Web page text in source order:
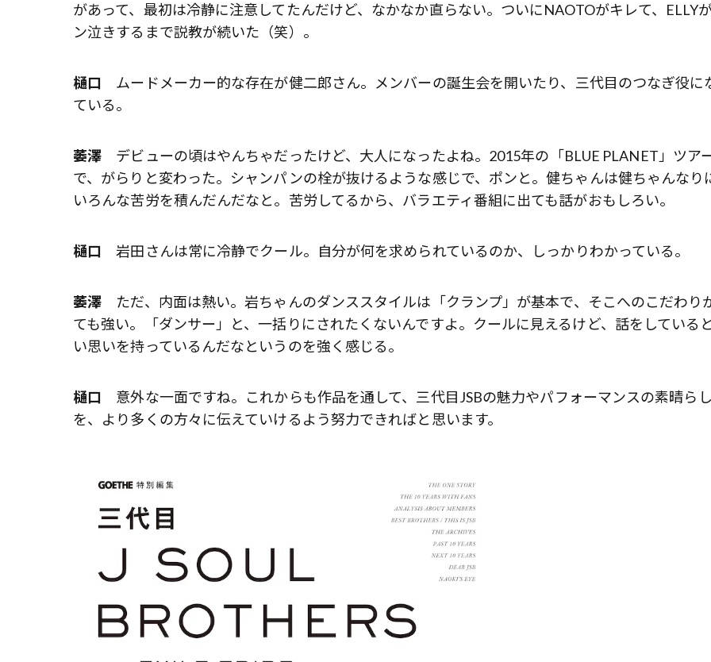
があって、最初は冷静に注意してたんだけど、なかなか直らない。ついにNAOTOがキレて、ELLY
ン泣きするまで説教が続いた（笑）。
樋口 ムードメーカー的な存在が健二郎さん。メンバーの誕生会を開いたり、三代目のつなぎ役に
ている。
萎澤 デビューの頃はやんちゃだったけど、大人になったよね。2015年の「BLUE PLANET」ツア
で、がらりと変わった。シャンパンの栓が抜けるような感じで、ポンと。健ちゃんは健ちゃんなり
いろんな苦労を積んだんだなと。苦労してるから、バラエティ番組に出ても話がおもしろい。
樋口 岩田さんは常に冷静でクール。自分が何を求められているのか、しっかりわかっている。
萎澤 ただ、内面は熱い。岩ちゃんのダンススタイルは「クランプ」が基本で、そこへのこだわり
ても強い。「ダンサー」と、一括りにされたくないんですよ。クールに見えるけど、話をしている
い思いを持っているんだなというのを強く感じる。
樋口 意外な一面ですね。これからも作品を通して、三代目JSBの魅力やパフォーマンスの素晴ら
を、より多くの方々に伝えていけるよう努力できればと思います。